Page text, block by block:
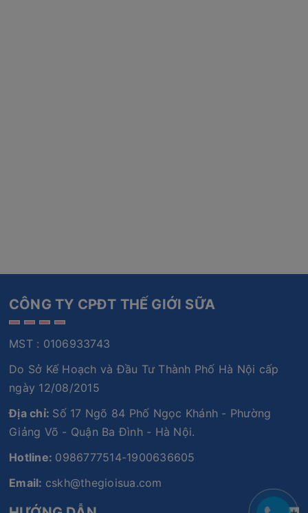
CÔNG TY CPĐT THẾ GIỚI SỮA
MST : 0106933743
Do Sở Kế Hoạch và Đầu Tư Thành Phố Hà Nội cấp
ngày 12/08/2015
Địa chỉ: Số 17 Ngõ 84 Phố Ngọc Khánh - Phường
Giảng Võ - Quận Ba Đình - Hà Nội.
Hotline: 0986777514-1900636605
Email: cskh@thegioisua.com